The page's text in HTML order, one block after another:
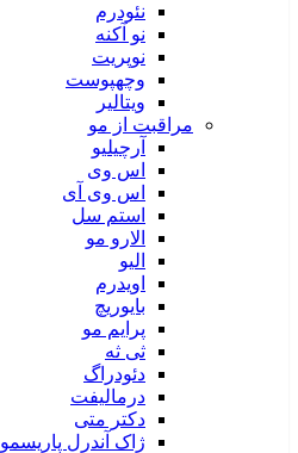
نئودرم
نو آکنه
نوپریت
وچهپوست
ویتالیر
مراقبت از مو
آرچیلیو
اس وی
اس وی آی
استم سل
الارو مو
الیو
اویدرم
بایوریچ
پرایم مو
ثی ثه
دئودراگ
درمالیفت
دکتر متی
ژاک آندرل پاریسمو